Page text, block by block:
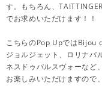
す。もちろん、
でお求めいただけます！！
こちらのPop UpではBijou
ジョルジェット、ロリナバ
ネスドゥパルスヴォーなど
お楽しみいただけますので